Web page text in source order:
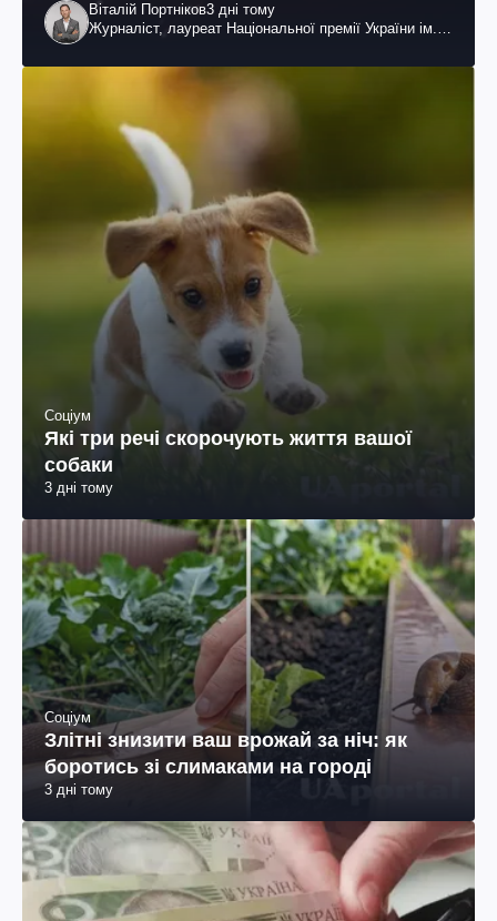
Віталій Портніков3 дні тому
Журналіст, лауреат Національної премії України ім.
Соціум
Які три речі скорочують життя вашої
собаки
3 дні тому
Соціум
Злітні знизити ваш врожай за ніч: як
боротись зі слимаками на городі
3 дні тому